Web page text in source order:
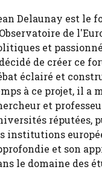
Delaunay est le
de
et
de créer ce
éclairé et
à ce projet, il a
et
réputées,
institutions
et son
le domaine des